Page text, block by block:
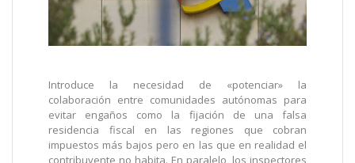
Introduce la necesidad de «potenciar» la
colaboración entre comunidades autónomas para
evitar engaños como la fijación de una falsa
residencia fiscal en las regiones que cobran
impuestos más bajos pero en las que en realidad el
contribuyente no habita. En paralelo, los inspectores